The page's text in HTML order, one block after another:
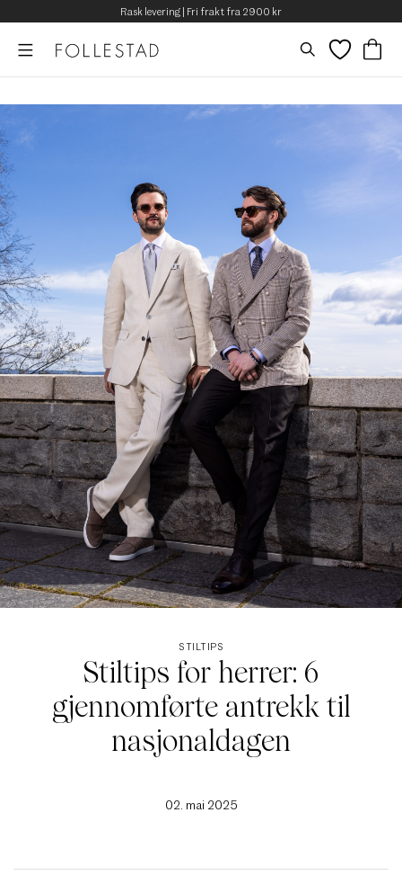
Rask levering | Fri frakt fra 2900 kr
STILTIPS
Stiltips for herrer: 6
gjennomførte antrekk til
nasjonaldagen
02. mai 2025